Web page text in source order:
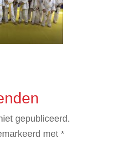
gepubliceerd.
met *